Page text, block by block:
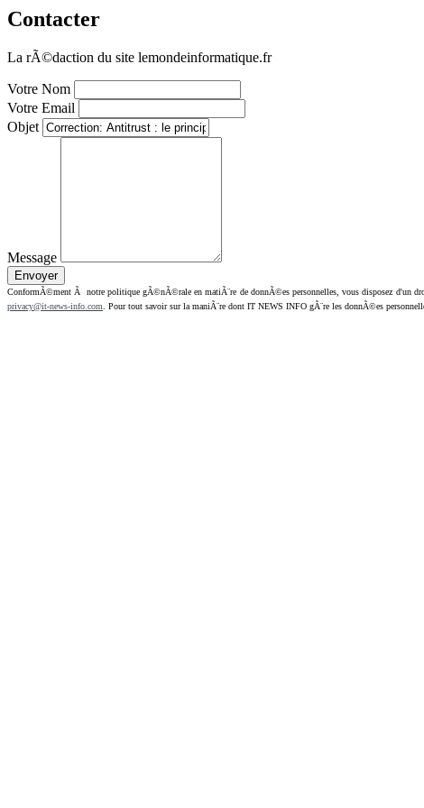
Contacter
La rÃ©daction du site lemondeinformatique.fr
Votre Nom
Votre Email
Objet
Message
ConformÃ©ment Ã notre politique gÃ©nÃ©rale en matiÃ¨re de donnÃ©es personnelles, vous disposez d'un
privacy@it-news-info.com . Pour tout savoir sur la maniÃ¨re dont IT NEWS INFO gÃ¨re les donnÃ©es